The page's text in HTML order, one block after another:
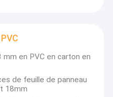
en PVC en carton en
de feuille de panneau
18mm